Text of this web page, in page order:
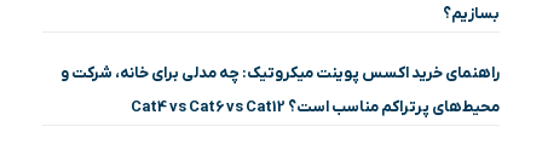
بسازیم؟
راهنمای خرید اکسس پوینت میکروتیک: چه مدلی برای خانه، شرکت و
محیط‌های پرتراکم مناسب است؟ Cat4 vs Cat6 vs Cat12